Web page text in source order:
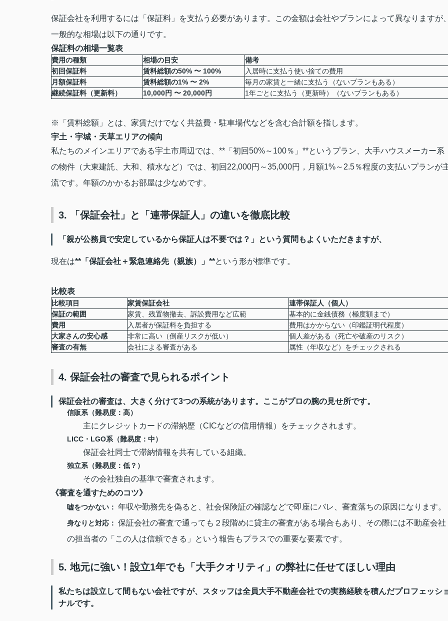
保証会社を利用するには「保証料」を支払う必要があります。この金額は会社やプランによって異なりますが
一般的な相場は以下の通りです。
保証料の相場一覧表
費用の種類 相場の目安
備考
初回保証料
賃料総額の50% 〜 100%
入居時に支払う使い捨ての費用
月額保証料
賃料総額の1% 〜 2%
毎月の家賃と一緒に支払う（ないプランもある）
継続保証料（更新料）
10,000円 〜 20,000円 1年ごとに支払う（更新時） （ないプランもある）
※「賃料総額」とは、家賃だけでなく共益費・駐車場代などを含む合計額を指します。
宇土・宇城・天草エリアの傾向
私たちのメインエリアである宇土市周辺では、**「初回50%～100％」**というプラン、大手ハウスメーカー系
の物件（大東建託、大和、積水など）では、初回22,000円～35,000円，月額1%～2.5％程度の支払いプランが
流です。年額のかかるお部屋は少なめです。
3. 「保証会社」と「連帯保証人」の違いを徹底比較
「親が公務員で安定しているから保証人は不要では？」という質問もよくいただきますが、
現在は**「保証会社＋緊急連絡先（親族）」**という形が標準です。
比較表
比較項目 家賃保証会社
連帯保証人（個人）
保証の範囲
家賃、残置物撤去、訴訟費用など広範
基本的に金銭債務（極度額まで）
費用
入居者が保証料を負担する
費用はかからない（印鑑証明代程度）
大家さんの安心感
非常に高い（倒産リスクが低い）
個人差がある（死亡や破産のリスク）
審査の有無
会社による審査がある 属性（年収など）をチェックされる
4. 保証会社の審査で見られるポイント
保証会社の審査は、大きく分けて3つの系統があります。ここがプロの腕の見せ所です。
信販系（難易度：高）
主にクレジットカードの滞納歴（CICなどの信用情報）をチェックされます。
LICC・LGO系（難易度：中）
保証会社同士で滞納情報を共有している組織。
独立系（難易度：低？）
その会社独自の基準で審査されます。
《審査を通すためのコツ》
嘘をつかない： 年収や勤務先を偽ると、社会保険証の確認などで即座にバレ、審査落ちの原因になります。
身なりと対応： 保証会社の審査で通っても２段階めに貸主の審査がある場合もあり、その際には不動産会社
の担当者の「この人は信頼できる」という報告もプラスでの重要な要素です。
5. 地元に強い！設立1年でも「大手クオリティ」の弊社に任せてほしい理由
私たちは設立して間もない会社ですが、スタッフは全員大手不動産会社での実務経験を積んだプロフェッシ
ナルです。